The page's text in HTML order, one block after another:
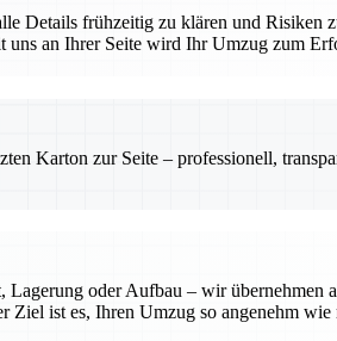
Details frühzeitig zu klären und Risiken
an Ihrer Seite wird Ihr Umzug zum
Karton zur Seite – professionell,
oder Aufbau – wir übernehmen
Ziel ist es, Ihren Umzug so angenehm